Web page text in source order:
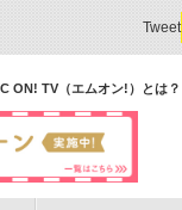
Tweet
ON! TV（エムオン!）とは？